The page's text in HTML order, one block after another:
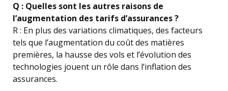
Q : Quelles sont les autres raisons de
l’augmentation des tarifs d’assurances ?
R : En plus des variations climatiques, des facteurs
tels que l’augmentation du coût des matières
premières, la hausse des vols et l’évolution des
technologies jouent un rôle dans l’inflation des
assurances.